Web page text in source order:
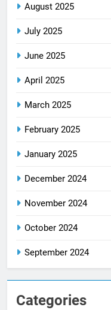
August 2025
July 2025
June 2025
April 2025
March 2025
February 2025
January 2025
December 2024
November 2024
October 2024
September 2024
Categories